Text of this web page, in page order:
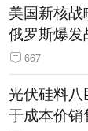
美国新核
俄罗斯爆
术核武器
667
光伏硅料
于成本价销